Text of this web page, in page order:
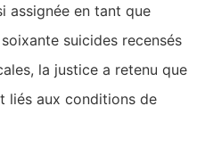
assignée en tant que
suicides recensés
la justice a retenu que
liés aux conditions de